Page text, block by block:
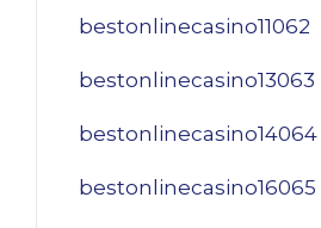
bestonlinecasino11062
bestonlinecasino13063
bestonlinecasino14064
bestonlinecasino16065